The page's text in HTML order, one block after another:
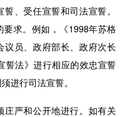
、受任宣誓和司法宣誓。
求。例如，《1998年苏格
议员、政府部长、政府次长
誓法》进行相应的效忠宣誓
进行司法宣誓。
严和公开地进行。如有关